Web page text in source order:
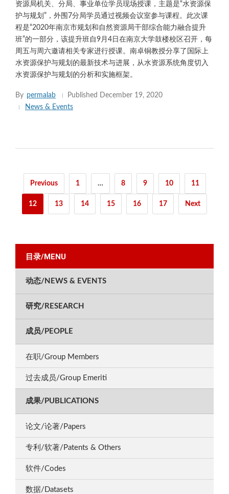
资源局机关、分局、事业单位学员现场授课，主题是“水资源保
护与规划”，外围7分局学员通过视频会议室参与课程。此次课
程是“2020年南京市规划和自然资源局干部综合能力融合提升
班”的一部分，该提升班自9月4日在南京大学鼓楼校区召开，每
周五与周六邀请相关专家进行授课。南卓铜教授分享了国际上
水资源保护与规划的最新技术与进展，从水资源系统角度切入
水资源保护与规划的分析和实施框架。
By permalab Published December 19, 2020
News & Events
Posts
pagination
Previous 1 … 8 9 10 11
12 13 14 15 16 17 Next
目录/MENU
动态/NEWS & EVENTS
研究/RESEARCH
成员/PEOPLE
在职/Group Members
过去成员/Group Emeriti
成果/PUBLICATIONS
论文/论著/Papers
专利/软著/Patents & Others
软件/Codes
数据/Datasets